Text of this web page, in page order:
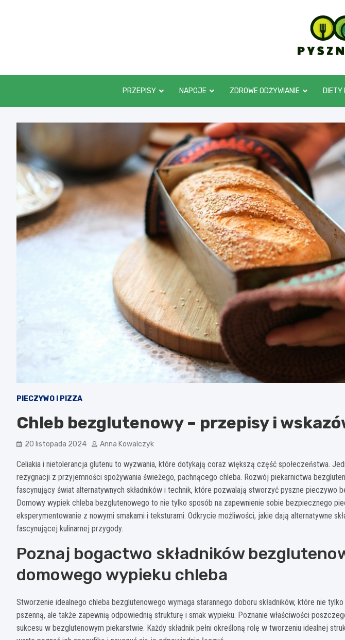
PRZEPISY NAPOJE ZDROWE ODŻYWIANIE DIETY
PIECZYWO I PIZZA
Chleb bezglutenowy – przepisy i
20 listopada 2024 Anna Kowalczyk
Celiakia i nietolerancja glutenu to wyzwania, które dotykają coraz większą część społeczeństwa.
rezygnacji z przyjemności spożywania świeżego, pachnącego chleba. Rozwój piekarnictwa
fascynujący świat alternatywnych składników i technik, które pozwalają stworzyć pyszne pieczywo
Domowy wypiek chleba bezglutenowego to nie tylko sposób na zapewnienie sobie bezpiecznego
eksperymentowanie z nowymi smakami i teksturami. Odkrycie możliwości, jakie dają alternatywne
fascynującej kulinarnej przygody.
Poznaj bogactwo składników
domowego wypieku chleba
Stworzenie idealnego chleba bezglutenowego wymaga starannego doboru składników, które nie
pszenną, ale także zapewnią odpowiednią strukturę i smak wypieku. Poznanie właściwości
sukcesu w bezglutenowym piekarstwie. Każdy składnik pełni określoną rolę w tworzeniu idealnej